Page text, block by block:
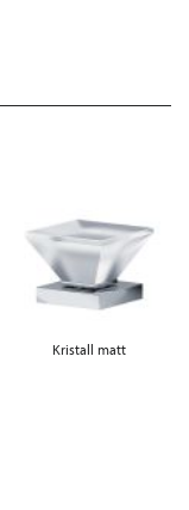
Kristall matt